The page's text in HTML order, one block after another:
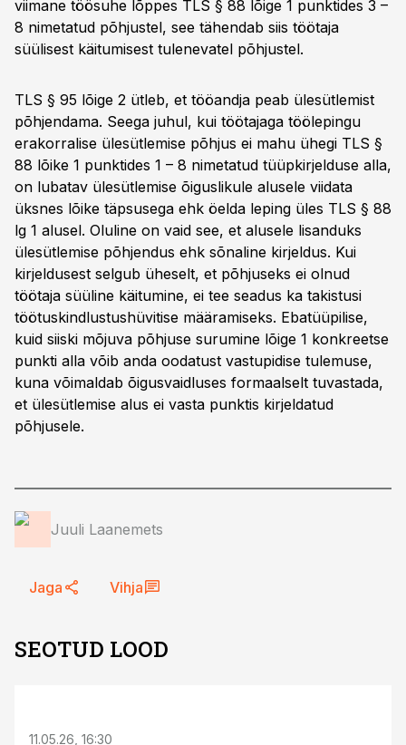
viimane töösuhe lõppes TLS § 88 lõige 1 punktides 3 –
8 nimetatud põhjustel, see tähendab siis töötaja
süülisest käitumisest tulenevatel põhjustel.
TLS § 95 lõige 2 ütleb, et tööandja peab ülesütlemist
põhjendama. Seega juhul, kui töötajaga töölepingu
erakorralise ülesütlemise põhjus ei mahu ühegi TLS §
88 lõike 1 punktides 1 – 8 nimetatud tüüpkirjelduse alla,
on lubatav ülesütlemise õiguslikule alusele viidata
üksnes lõike täpsusega ehk öelda leping üles TLS § 88
lg 1 alusel. Oluline on vaid see, et alusele lisanduks
ülesütlemise põhjendus ehk sõnaline kirjeldus. Kui
kirjeldusest selgub üheselt, et põhjuseks ei olnud
töötaja süüline käitumine, ei tee seadus ka takistusi
töötuskindlustushüvitise määramiseks. Ebatüüpilise,
kuid siiski mõjuva põhjuse surumine lõige 1 konkreetse
punkti alla võib anda oodatust vastupidise tulemuse,
kuna võimaldab õigusvaidluses formaalselt tuvastada,
et ülesütlemise alus ei vasta punktis kirjeldatud
põhjusele.
Juuli Laanemets
Jaga Vihja
SEOTUD LOOD
11.05.26, 16:30